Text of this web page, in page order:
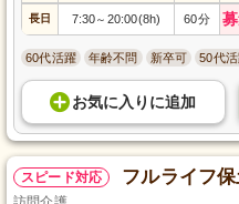
長日 7:30～ 20:00(8h) 60分
60代活躍 年齢不問 新卒可 50代
お気に入り に追加
スピード対応 フルライフ